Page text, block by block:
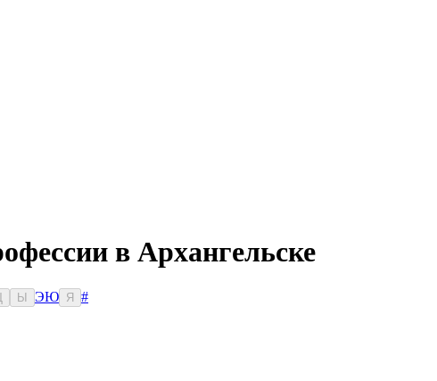
в Архангельске
Ы ЭЮ Я
#